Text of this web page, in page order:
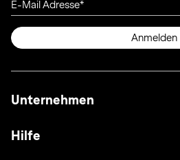
E-Mail Adresse
Anmelden
Unternehmen
Hilfe